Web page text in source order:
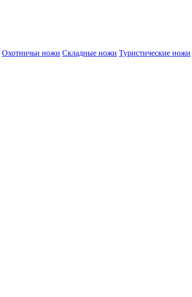
Охотничьи ножи Складные ножи Туристические ножи